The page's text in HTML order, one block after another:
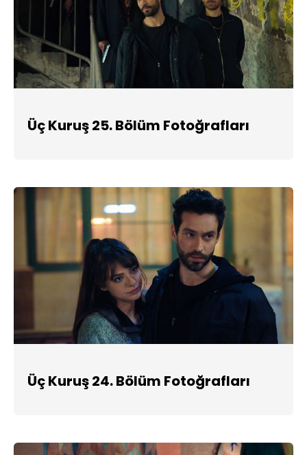
Üç Kuruş 25. Bölüm Fotoğrafları
Üç Kuruş 24. Bölüm Fotoğrafları